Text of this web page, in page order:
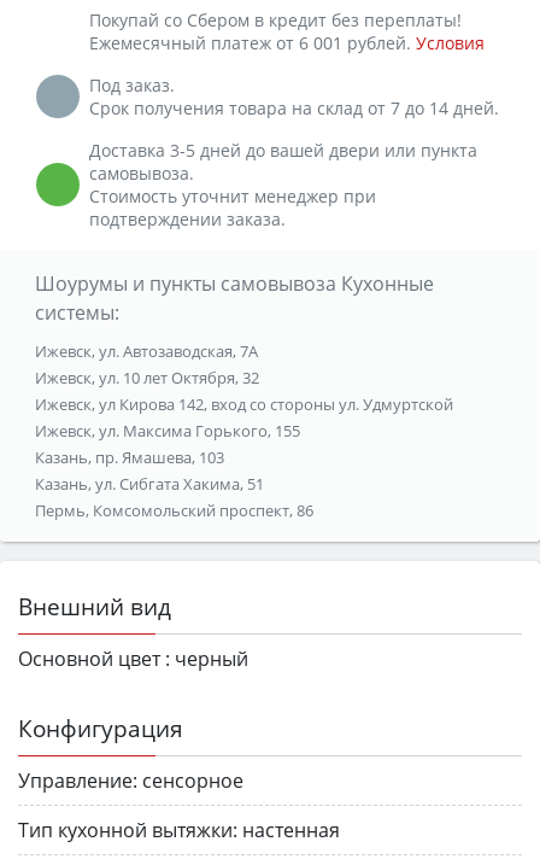
Покупай со Сбером в кредит без переплаты!
Ежемесячный платеж от 6 001 рублей. Условия
Под заказ.
Срок получения товара на склад от 7 до 14 дней.
Доставка 3-5 дней до вашей двери или пункта
самовывоза.
Стоимость уточнит менеджер при
подтверждении заказа.
Шоурумы и пункты самовывоза Кухонные
системы:
Ижевск, ул. Автозаводская, 7А
Ижевск, ул. 10 лет Октября, 32
Ижевск, ул Кирова 142, вход со стороны ул. Удмуртской
Ижевск, ул. Максима Горького, 155
Казань, пр. Ямашева, 103
Казань, ул. Сибгата Хакима, 51
Пермь, Комсомольский проспект, 86
Внешний вид
Основной цвет : черный
Конфигурация
Управление: сенсорное
Тип кухонной вытяжки: настенная